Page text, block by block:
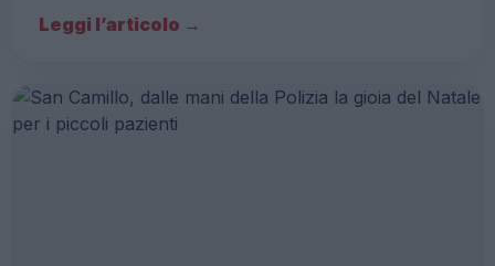
Leggi l’articolo →